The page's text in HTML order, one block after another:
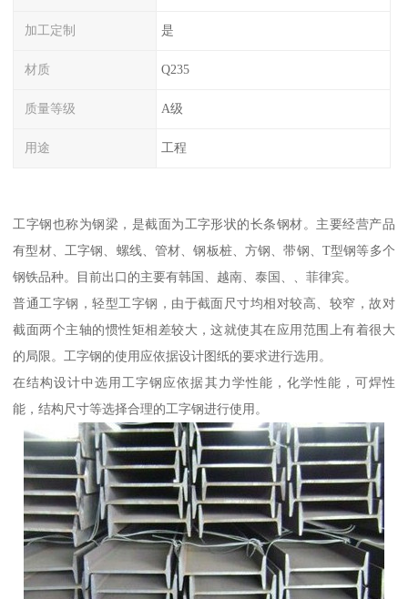
加工定制 是
材质 Q235
质量等级 A级
用途 工程
工字钢也称为钢梁，是截面为工字形状的长条钢材。主要经营产品
有型材、工字钢、螺线、管材、钢板桩、方钢、带钢、T型钢等多个
钢铁品种。目前出口的主要有韩国、越南、泰国、、菲律宾。
普通工字钢，轻型工字钢，由于截面尺寸均相对较高、较窄，故对
截面两个主轴的惯性矩相差较大，这就使其在应用范围上有着很大
的局限。工字钢的使用应依据设计图纸的要求进行选用。
在结构设计中选用工字钢应依据其力学性能，化学性能，可焊性
能，结构尺寸等选择合理的工字钢进行使用。